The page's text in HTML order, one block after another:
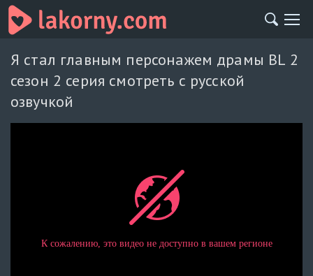
Я стал главным персонажем драмы BL 2
сезон 2 серия смотреть с русской
озвучкой